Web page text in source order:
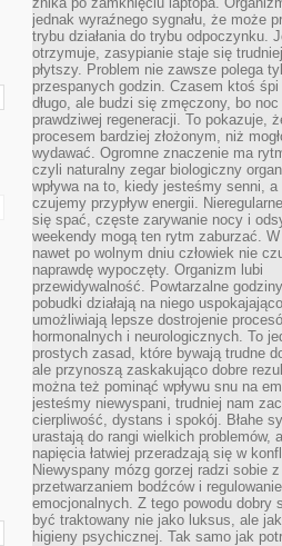
jednak wyraźnego sygnału, że może
trybu działania do trybu odpoczynku.
otrzymuje, zasypianie staje się
płytszy. Problem nie zawsze polega
przespanych godzin. Czasem ktoś śpi
długo, ale budzi się zmęczony, bo noc
prawdziwej regeneracji. To pokazuje,
procesem bardziej złożonym, niż
wydawać. Ogromne znaczenie ma
czyli naturalny zegar biologiczny
wpływa na to, kiedy jesteśmy senni, a
czujemy przypływ energii.
się spać, częste zarywanie nocy i
weekendy mogą ten rytm zaburzać.
nawet po wolnym dniu człowiek nie
naprawdę wypoczęty. Organizm lubi
przewidywalność. Powtarzalne
pobudki działają na niego
umożliwiają lepsze dostrojenie
hormonalnych i neurologicznych. To
prostych zasad, które bywają trudne
ale przynoszą zaskakująco dobre
można też pominąć wpływu snu na
jesteśmy niewyspani, trudniej nam
cierpliwość, dystans i spokój. Błahe
urastają do rangi wielkich problemów,
napięcia łatwiej przeradzają się w
Niewyspany mózg gorzej radzi sobie z
przetwarzaniem bodźców i
emocjonalnych. Z tego powodu dobry
być traktowany nie jako luksus, ale
higieny psychicznej. Tak samo jak